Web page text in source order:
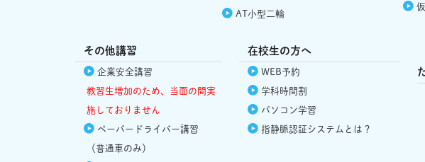
AT小型二輪
その他講習
企業安全講習
教習生増加のため、当面の間実
施しておりません
ペーパードライバー講習
（普通車のみ）
在校生の方へ
WEB予約
学科時間割
パソコン学習
指静脈認証システムとは？